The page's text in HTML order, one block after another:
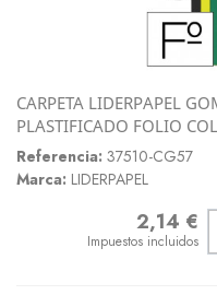
CARPETA LIDERPAPEL
PLASTIFICADO FOLIO
Referencia: 37510-CG57
Marca: LIDERPAPEL
2,14 €
Impuestos incluidos